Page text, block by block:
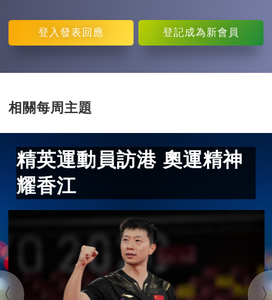
登入 發表回應 登記成為新會員
相關每周主題
精英運動員訪港 奧運精神
耀香江